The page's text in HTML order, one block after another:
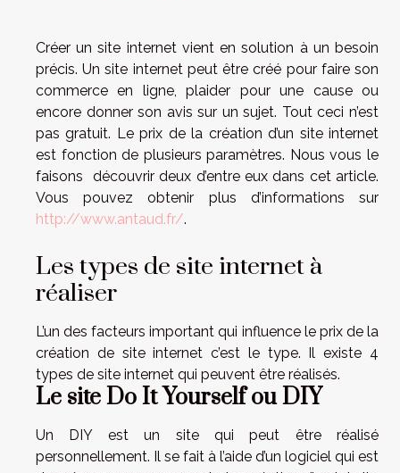
Créer un site internet vient en solution à un besoin
précis. Un site internet peut être créé pour faire son
commerce en ligne, plaider pour une cause ou
encore donner son avis sur un sujet. Tout ceci n’est
pas gratuit. Le prix de la création d’un site internet
est fonction de plusieurs paramètres. Nous vous le
faisons découvrir deux d’entre eux dans cet article.
Vous pouvez obtenir plus d’informations sur
http://www.antaud.fr/.
Les types de site internet à
réaliser
L’un des facteurs important qui influence le prix de la
création de site internet c’est le type. Il existe 4
types de site internet qui peuvent être réalisés.
Le site Do It Yourself ou DIY
Un DIY est un site qui peut être réalisé
personnellement. Il se fait à l’aide d’un logiciel qui est